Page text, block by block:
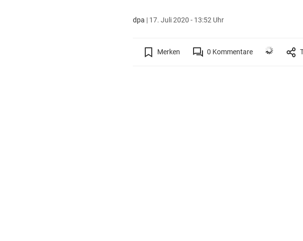
dpa | 17. Juli 2020 - 13:52 Uhr
Merken 0 Kommentare